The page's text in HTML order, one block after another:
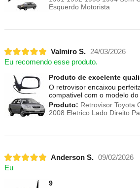
Esquerdo Motorista
Valmiro S.
24/03/2026
Eu recomendo esse produto.
Produto de excelente
O retrovisor encaixou
compativel com o modelo do
Produto: Retrovisor Toyota
2008 Eletrico Lado Direito
Anderson S. 09/02/2026
Eu
9